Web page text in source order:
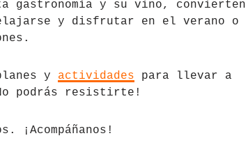
gastronomía y su vino, convierten
y disfrutar en el verano o
y actividades para llevar a
podrás resistirte!
¡Acompáñanos!